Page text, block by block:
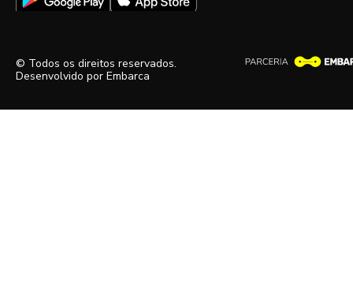
© Todos os direitos reservados.
Desenvolvido por Embarca